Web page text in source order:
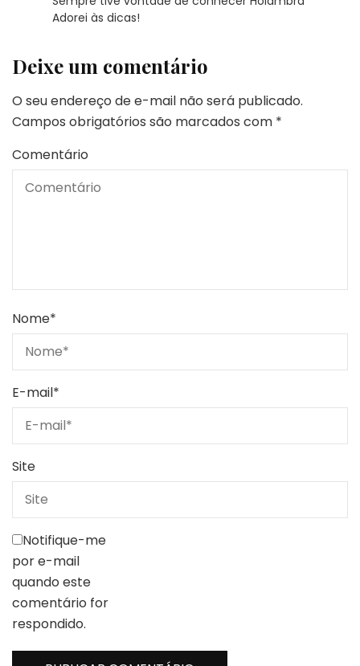
Adorei às dicas!
Deixe um comentário
O seu endereço de e-mail não será publicado.
Campos obrigatórios são marcados com *
Comentário
Nome*
E-mail*
Site
Notifique-me
por e-mail
quando este
comentário for
respondido.